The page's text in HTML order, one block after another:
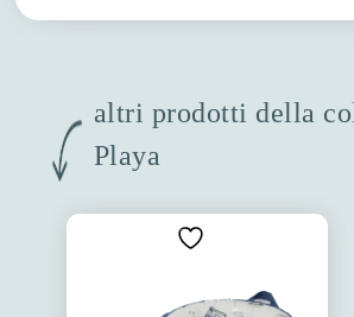
altri prodotti della
Playa